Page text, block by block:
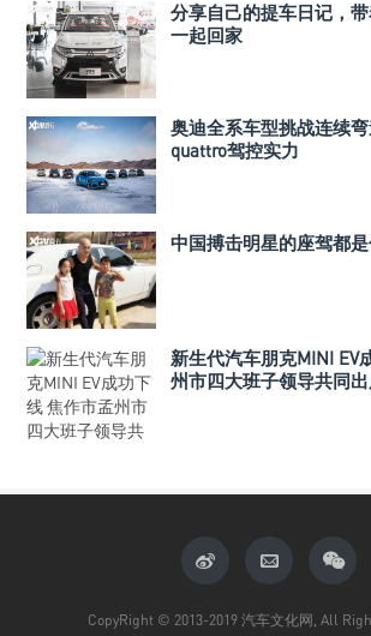
分享自己的提车日记，
一起回家
奥迪全系车型挑战连续
quattro驾控实力
中国搏击明星的座驾都是
新生代汽车朋克MINI EV
州市四大班子领导共同
CopyRight © 2013-2019 汽车文化网, All